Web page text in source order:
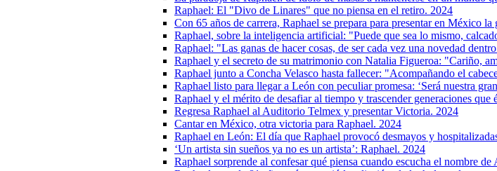
Raphael: El "Divo de Linares" que no piensa en el retiro. 2024
Con 65 años de carrera, Raphael se prepara para presentar en México
Raphael, sobre la inteligencia artificial: "Puede que sea lo mismo,
Raphael: "Las ganas de hacer cosas, de ser cada vez una novedad
Raphael y el secreto de su matrimonio con Natalia Figueroa: "Cariño,
Raphael junto a Concha Velasco hasta fallecer: "Acompañando el
Raphael listo para llegar a León con peculiar promesa: ‘Será nuestra
Raphael y el mérito de desafiar al tiempo y trascender generaciones
Regresa Raphael al Auditorio Telmex y presentar Victoria. 2024
Cantar en México, otra victoria para Raphael. 2024
Raphael en León: El día que Raphael provocó desmayos y
‘Un artista sin sueños ya no es un artista’: Raphael. 2024
Raphael sorprende al confesar qué piensa cuando escucha el nombre